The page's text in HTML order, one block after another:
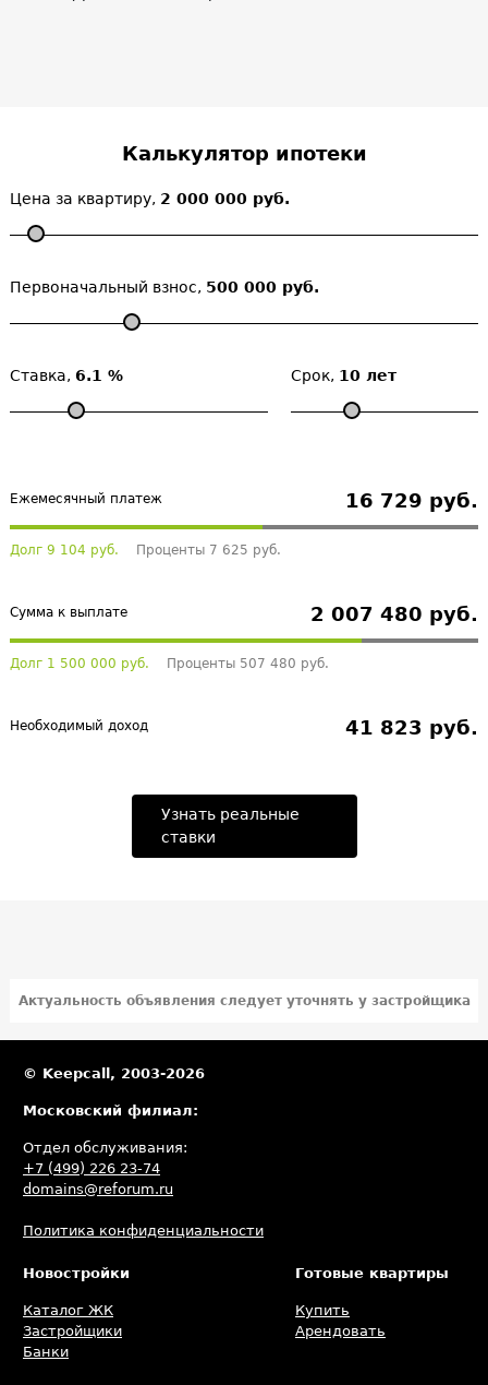
Калькулятор ипотеки
Цена за квартиру, 2 000 000 руб.
Первоначальный взнос, 500 000 руб.
Ставка, 6.1 % Срок, 10 лет
Ежемесячный платеж 16 729 руб.
Долг 9 104 руб. Проценты 7 625 руб.
Сумма к выплате 2 007 480 руб.
Долг 1 500 000 руб. Проценты 507 480 руб.
Необходимый доход 41 823 руб.
Узнать реальные
ставки
Актуальность объявления следует уточнять у застройщика
© Keepcall, 2003-2026
Московский филиал:
Отдел обслуживания:
+7 (499) 226 23-74
domains@reforum.ru
Политика конфиденциальности
Новостройки
Каталог ЖК
Застройщики
Банки
Готовые квартиры
Купить
Арендовать